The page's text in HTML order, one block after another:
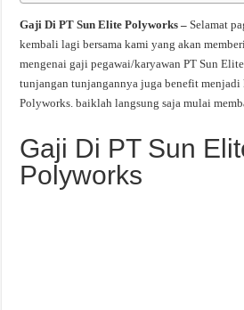
Gaji Di PT Sun Elite Polyworks –Selamat
kembali lagi bersama kami yang akan
mengenai gaji pegawai/karyawan PT Sun
tunjangan tunjangannya juga benefit menjadi
Polyworks. baiklah langsung saja mulai
Gaji Di PT Sun
Polyworks